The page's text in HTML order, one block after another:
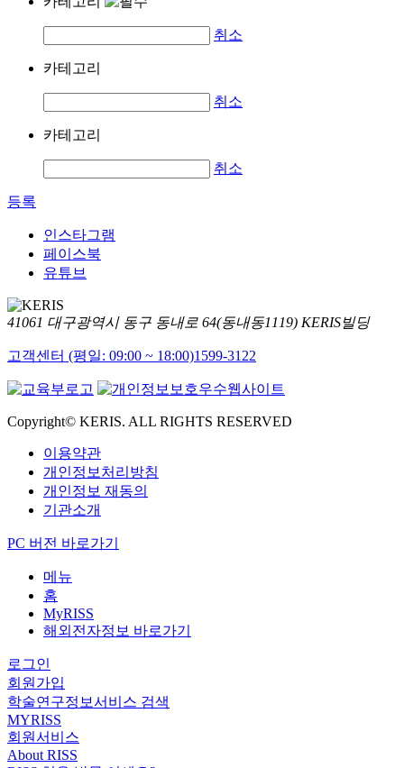
취소
카테고리
취소
카테고리
취소
등록
인스타그램
페이스북
유튜브
41061 대구광역시 동구 동내로 64(동내동1119) KERIS빌딩
고객센터 (평일: 09:00 ~ 18:00)1599-3122
Copyright© KERIS. ALL RIGHTS RESERVED
이용약관
개인정보처리방침
개인정보 재동의
기관소개
PC 버전 바로가기
메뉴
홈
MyRISS
해외전자정보 바로가기
로그인
회원가입
학술연구정보서비스 검색
MYRISS
회원서비스
About RISS